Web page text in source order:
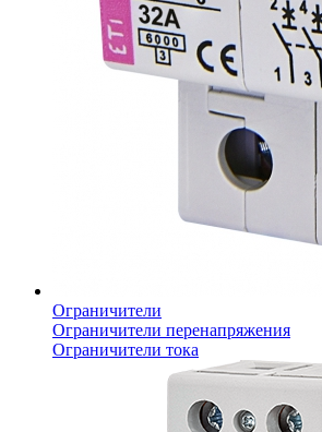
Ограничители
Ограничители перенапряжения
Ограничители тока